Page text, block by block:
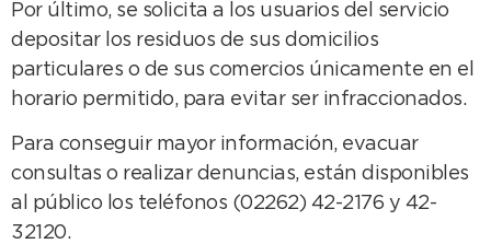
Por último, se solicita a los usuarios del servicio
depositar los residuos de sus domicilios
particulares o de sus comercios únicamente en el
horario permitido, para evitar ser infraccionados.
Para conseguir mayor información, evacuar
consultas o realizar denuncias, están disponibles
al público los teléfonos (02262) 42-2176 y 42-
32120.